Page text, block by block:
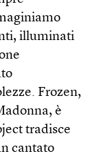
illuminati
Frozen,
è
tradisce
cantato